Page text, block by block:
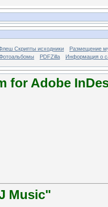
Скрипты исходники
Размещение
PDFZilla Информация о
for Adobe
Music"